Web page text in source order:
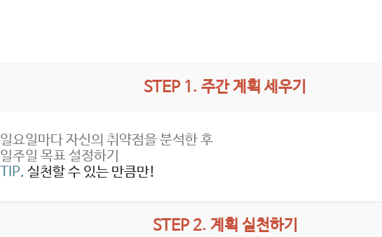
STEP 1. 주간 계획 세우기
일요일마다 자신의 취약점을 분석한 후
일주일 목표 설정하기
TIP. 실천할 수 있는 만큼만!
STEP 2. 계획 실천하기